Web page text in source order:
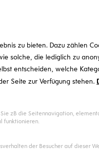
zu bieten. Dazu zählen
solche, die lediglich zu
entscheiden, welche
Seite zur Verfügung stehen.
zB die Seitennavigation,
funktionieren.
der Besucher auf dieser